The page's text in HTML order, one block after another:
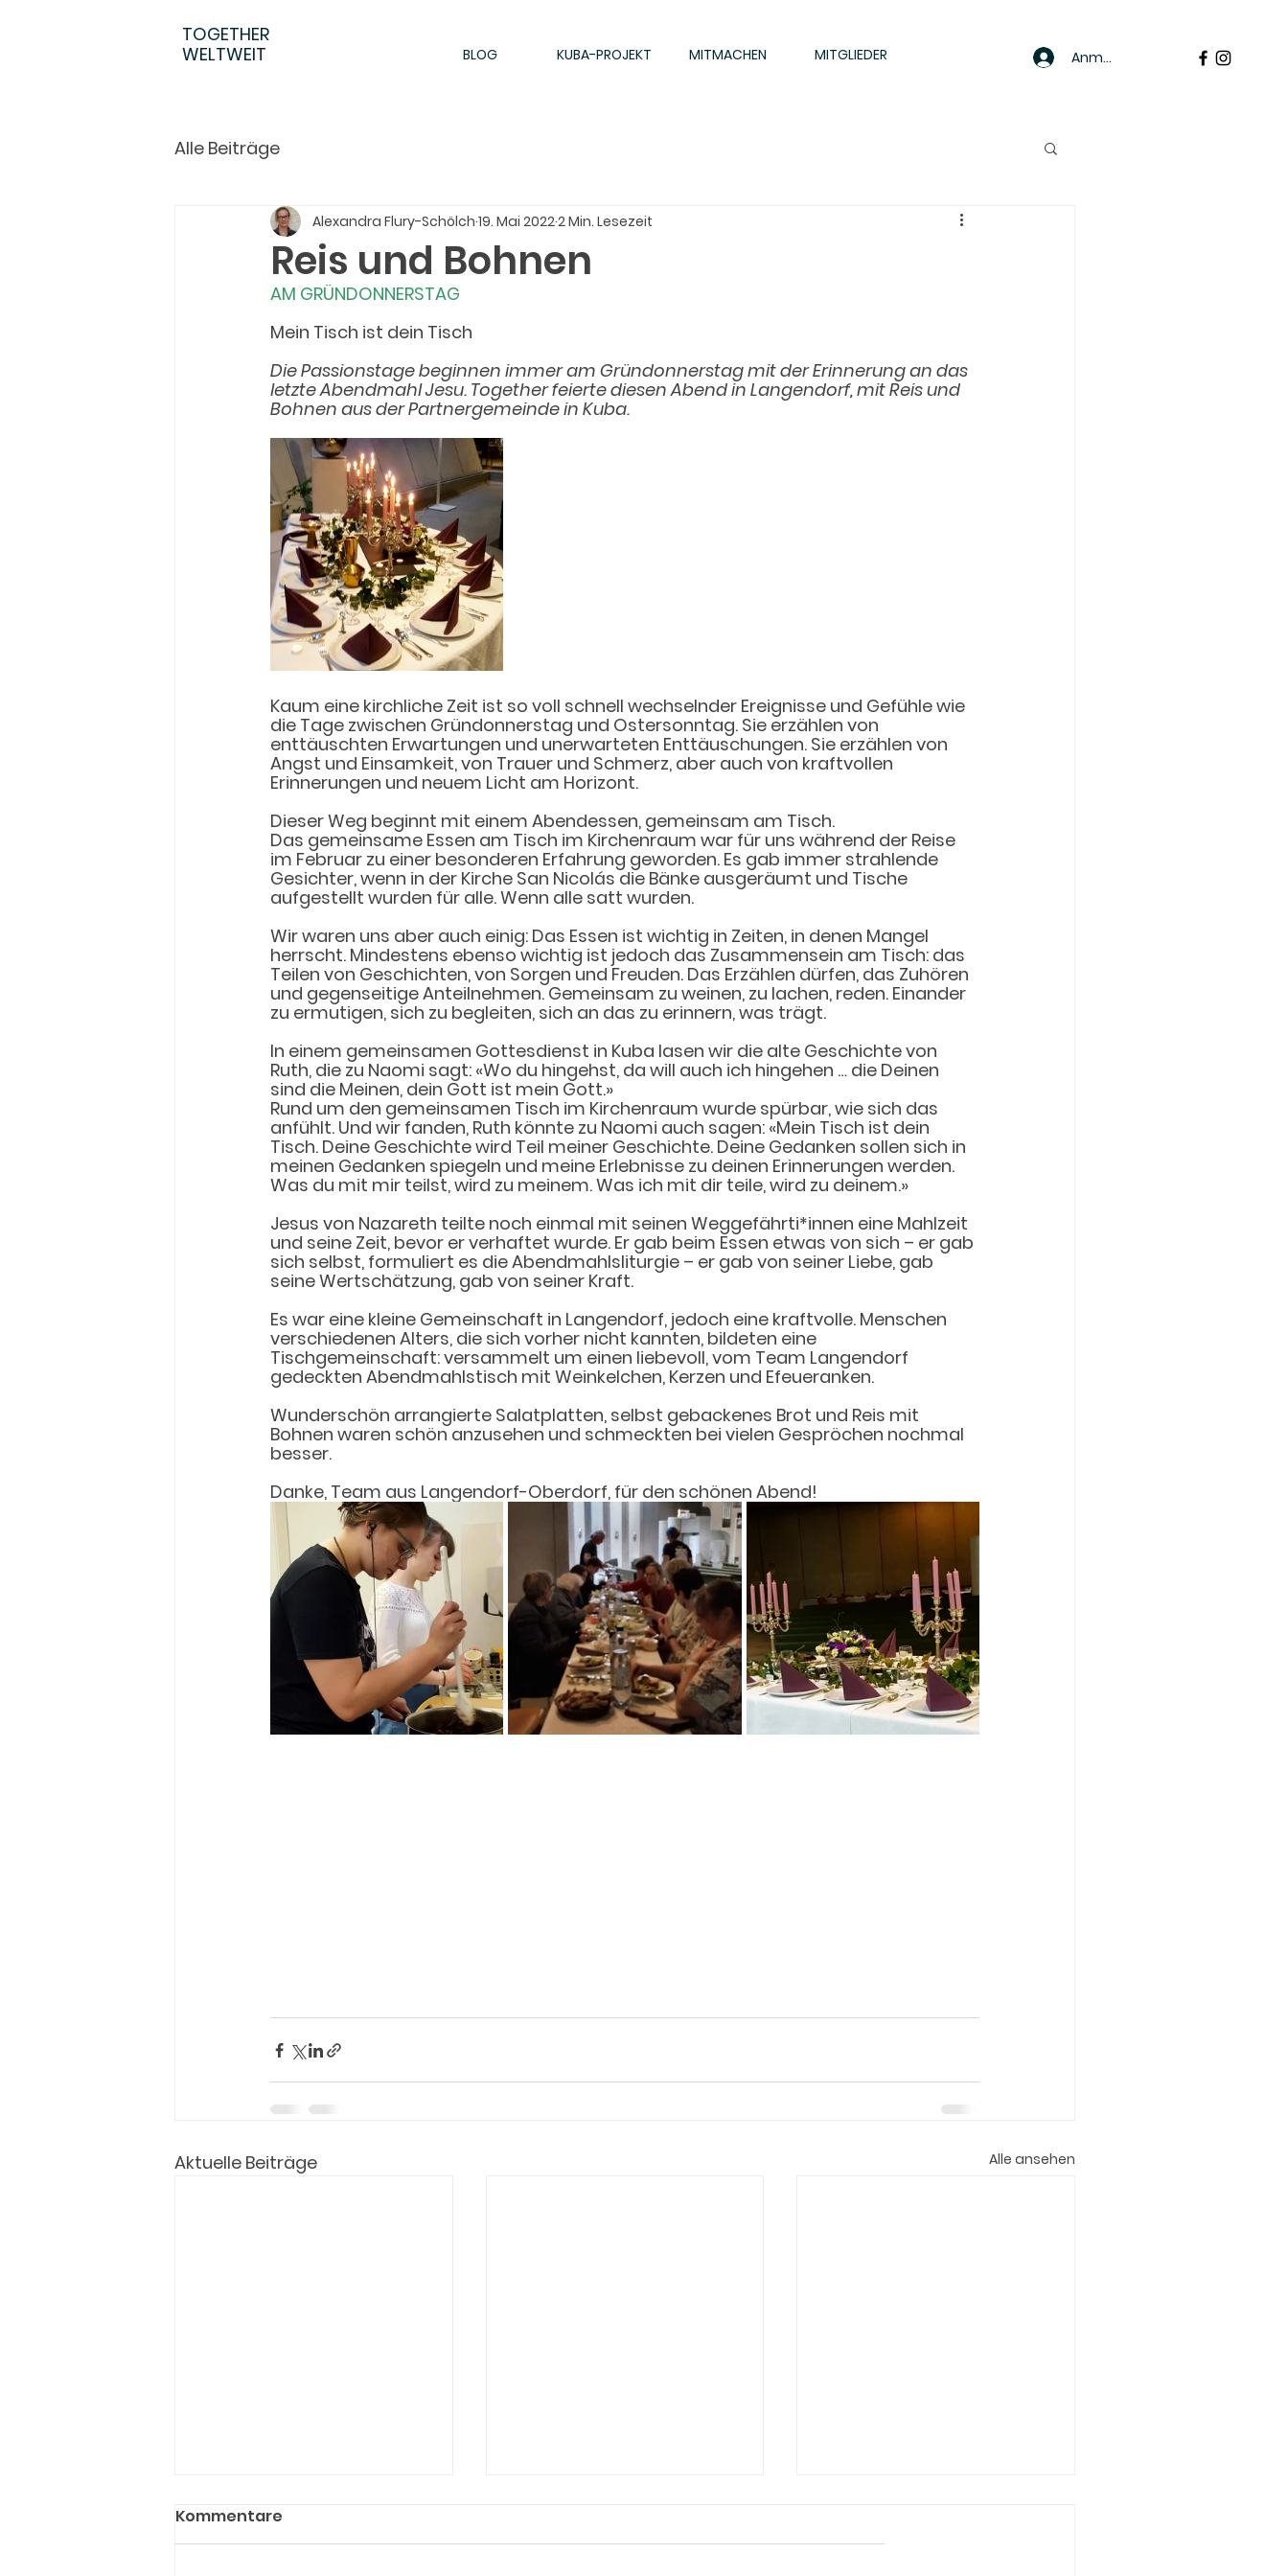
TOGETHER
WELTWEIT
Anmelden
BLOG KUBA-PROJEKT MITMACHEN MITGLIEDER
Alle Beiträge
Reis und Bohnen
Alexandra Flury-Schölch 19. Mai 20222 Min. Lesezeit
AM GRÜNDONNERSTAG
Mein Tisch ist dein Tisch
Die Passionstage beginnen immer am Gründonnerstag mit der Erinnerung an das
letzte Abendmahl Jesu. Together feierte diesen Abend in Langendorf, mit Reis und
Bohnen aus der Partnergemeinde in Kuba.
Kaum eine kirchliche Zeit ist so voll schnell wechselnder Ereignisse und Gefühle wie
die Tage zwischen Gründonnerstag und Ostersonntag. Sie erzählen von
enttäuschten Erwartungen und unerwarteten Enttäuschungen. Sie erzählen von
Angst und Einsamkeit, von Trauer und Schmerz, aber auch von kraftvollen
Erinnerungen und neuem Licht am Horizont.
Dieser Weg beginnt mit einem Abendessen, gemeinsam am Tisch.
Das gemeinsame Essen am Tisch im Kirchenraum war für uns während der Reise
im Februar zu einer besonderen Erfahrung geworden. Es gab immer strahlende
Gesichter, wenn in der Kirche San Nicolás die Bänke ausgeräumt und Tische
aufgestellt wurden für alle. Wenn alle satt wurden.
Wir waren uns aber auch einig: Das Essen ist wichtig in Zeiten, in denen Mangel
herrscht. Mindestens ebenso wichtig ist jedoch das Zusammensein am Tisch: das
Teilen von Geschichten, von Sorgen und Freuden. Das Erzählen dürfen, das Zuhören
und gegenseitige Anteilnehmen. Gemeinsam zu weinen, zu lachen, reden. Einander
zu ermutigen, sich zu begleiten, sich an das zu erinnern, was trägt.
In einem gemeinsamen Gottesdienst in Kuba lasen wir die alte Geschichte von
Ruth, die zu Naomi sagt: «Wo du hingehst, da will auch ich hingehen … die Deinen
sind die Meinen, dein Gott ist mein Gott.»
Rund um den gemeinsamen Tisch im Kirchenraum wurde spürbar, wie sich das
anfühlt. Und wir fanden, Ruth könnte zu Naomi auch sagen: «Mein Tisch ist dein
Tisch. Deine Geschichte wird Teil meiner Geschichte. Deine Gedanken sollen sich in
meinen Gedanken spiegeln und meine Erlebnisse zu deinen Erinnerungen werden.
Was du mit mir teilst, wird zu meinem. Was ich mit dir teile, wird zu deinem.»
Jesus von Nazareth teilte noch einmal mit seinen Weggefährti*innen eine Mahlzeit
und seine Zeit, bevor er verhaftet wurde. Er gab beim Essen etwas von sich – er gab
sich selbst, formuliert es die Abendmahlsliturgie – er gab von seiner Liebe, gab
seine Wertschätzung, gab von seiner Kraft.
Es war eine kleine Gemeinschaft in Langendorf, jedoch eine kraftvolle. Menschen
verschiedenen Alters, die sich vorher nicht kannten, bildeten eine
Tischgemeinschaft: versammelt um einen liebevoll, vom Team Langendorf
gedeckten Abendmahlstisch mit Weinkelchen, Kerzen und Efeueranken.
Wunderschön arrangierte Salatplatten, selbst gebackenes Brot und Reis mit
Bohnen waren schön anzusehen und schmeckten bei vielen Gespröchen nochmal
besser.
Danke, Team aus Langendorf-Oberdorf, für den schönen Abend!
Aktuelle Beiträge Alle ansehen
Kommentare